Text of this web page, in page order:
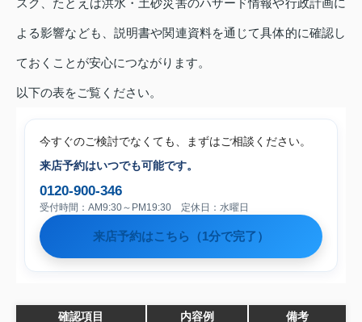
スク、たとえば洪水・土砂災害のハザード情報や行政計画に
よる影響なども、説明書や関連資料を通じて具体的に確認し
ておくことが安心につながります。
以下の表をご覧ください。
今すぐのご検討でなくても、まずはご相談ください。
来店予約はいつでも可能です。
0120-900-346
受付時間：AM9:30～PM19:30 定休日：水曜日
来店予約はこちら（1分で完了）
確認項目 内容例 備考